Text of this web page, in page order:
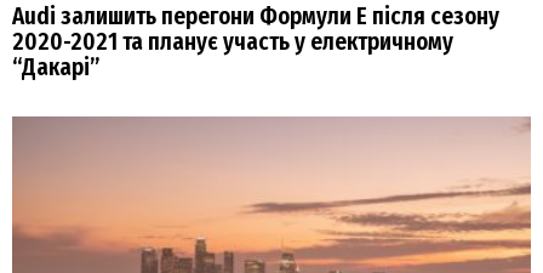
Audi залишить перегони Формули E після сезону
2020-2021 та планує участь у електричному
“Дакарі”